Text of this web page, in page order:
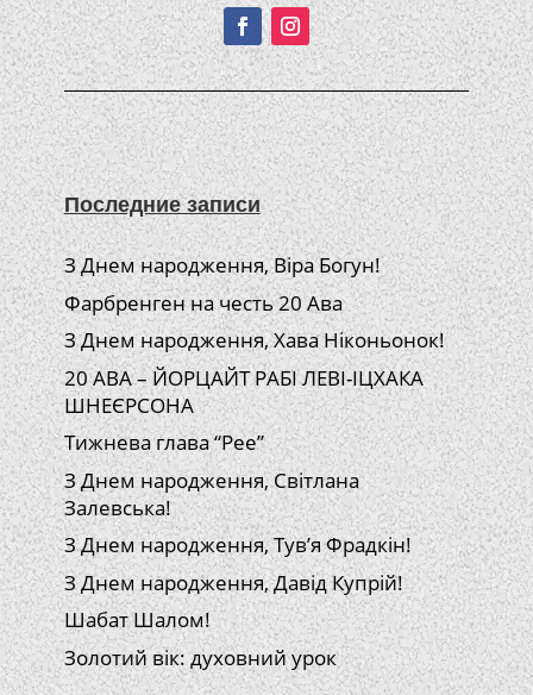
Последние записи
З Днем народження, Віра Богун!
Фарбренген на честь 20 Ава
З Днем народження, Хава Ніконьонок!
20 АВА – ЙОРЦАЙТ РАБІ ЛЕВІ-ІЦХАКА
ШНЕЄРСОНА
Тижнева глава “Рее”
З Днем народження, Світлана
Залевська!
З Днем народження, Тув’я Фрадкін!
З Днем народження, Давід Купрій!
Шабат Шалом!
Золотий вік: духовний урок